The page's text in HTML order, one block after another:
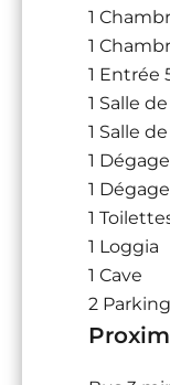
1
1
1 Entrée
1 Salle
1 Salle
1
1
1
1 Loggia
1 Cave
2